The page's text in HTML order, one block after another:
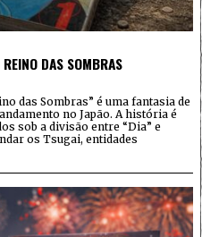
DAS SOMBRAS
das Sombras” é uma fantasia de
no Japão. A história é
sob a divisão entre “Dia” e
os Tsugai, entidades